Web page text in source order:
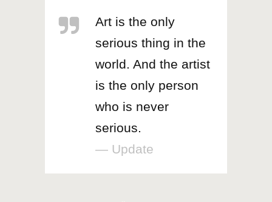
Art is the only
serious thing in the
world. And the artist
is the only person
who is never
serious.
— Update